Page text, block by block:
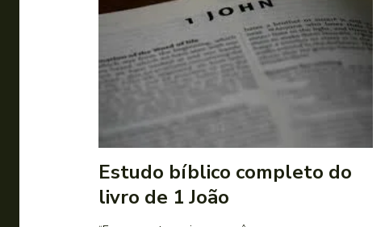
Estudo bíblico completo do
livro de 1 João